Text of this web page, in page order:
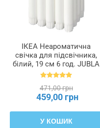
ІКЕА Неароматична
свічка для підсвічника,
білий, 19 см 6 год. JUBLA
ДЖУБЛ, 601.919.16
471,00 грн
459,00 грн
У КОШИК